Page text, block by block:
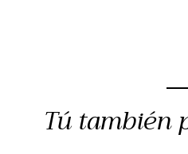
Tú también